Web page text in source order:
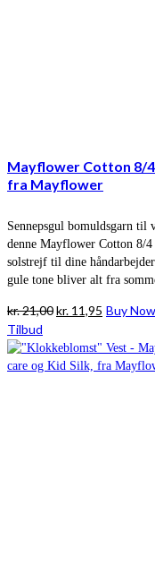
Mayflower Cotton 8/4
fra Mayflower
Sennepsgul bomuldsgarn til
denne Mayflower Cotton 8/
solstrejf til dine
gule tone bliver alt fra
kr.21,00Den
pris
var:
kr. 11,95 Den
pris
er:
Buy Now
Tilbud